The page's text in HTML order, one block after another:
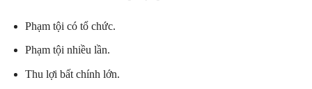
Phạm tội có tổ chức.
Phạm tội nhiều lần.
Thu lợi bất chính lớn.